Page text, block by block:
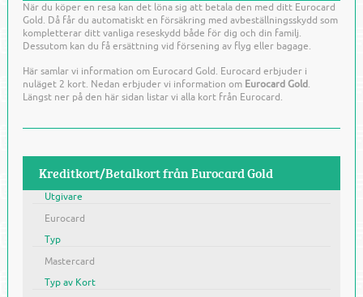
När du köper en resa kan det löna sig att betala den med ditt Eurocard
Gold. Då får du automatiskt en försäkring med avbeställningsskydd som
kompletterar ditt vanliga reseskydd både för dig och din familj.
Dessutom kan du få ersättning vid försening av flyg eller bagage.
Här samlar vi information om Eurocard Gold. Eurocard erbjuder i
nuläget 2 kort. Nedan erbjuder vi information om Eurocard Gold.
Längst ner på den här sidan listar vi alla kort från Eurocard.
Kreditkort/Betalkort från Eurocard Gold
Utgivare
Eurocard
Typ
Mastercard
Typ av Kort